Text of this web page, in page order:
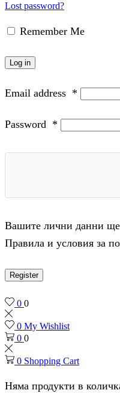
Lost password?
Remember Me
Log in
Email address *
Password *
Вашите лични данни ще
Правила и условия за
Register
0 0
0 My Wishlist
0 0
0 Shopping Cart
Няма продукти в